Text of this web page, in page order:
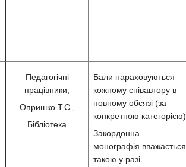
Педагогічні
працівники,
Опришко Т.С.,
Бібліотека
Бали нараховуються
кожному співавтору в
повному обсязі (за
конкретною категорією)
Закордонна
монографія вважається
такою у разі